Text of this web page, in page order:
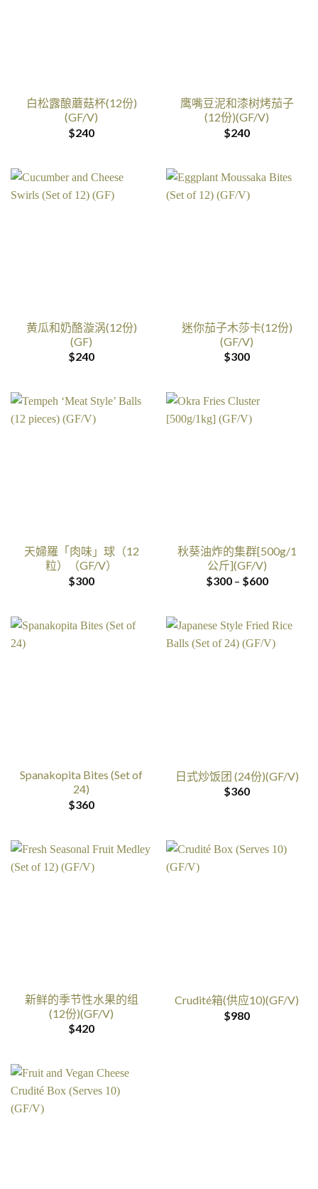
白松露酿蘑菇杯(12份)
(GF/V)
$240
鹰嘴豆泥和漆树烤茄子
(12份)(GF/V)
$240
黄瓜和奶酪漩涡(12份)
(GF)
$240
迷你茄子木莎卡(12份)
(GF/V)
$300
天婦羅「肉味」球（12
粒）（GF/V）
$300
秋葵油炸的集群[500g/1
公斤](GF/V)
$300 – $600价
$300
过
$600
Spanakopita Bites (Set of
24)
$360
日式炒饭团 (24份)(GF/V)
$360
新鲜的季节性水果的组
(12份)(GF/V)
$420
Crudité箱(供应10)(GF/V)
$980